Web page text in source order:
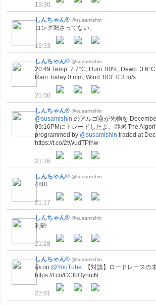
19:30
しんちゃん® @susamishin
ロング刺さってない。
19:33
しんちゃん® @susamishin
20:49 Temp. 7.7°C, Hum. 80%, Dewp.
Rain Today 0 mm, Wind 183° 0.3 m/s
21:00
しんちゃん® @susamishin
@susamishin のアルゴ🤖が先物を
09:16PMにトレードしたよ。😊💰 The
programmed by @susamishin traded at
https://t.co/2tWudTPfnw
21:16
しんちゃん® @susamishin
480L
21:17
しんちゃん® @susamishin
利確
21:28
しんちゃん® @susamishin
👍 on @YouTube: 【対談】ロードレースの
https://t.co/CClbOyhuiN
22:01